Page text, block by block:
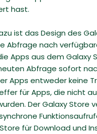
hast.
ist das Design des
Abfrage nach
Apps aus dem Galaxy
Abfrage sofort
Apps entweder keine
für Apps, die nicht
Der Galaxy Store
für Download und